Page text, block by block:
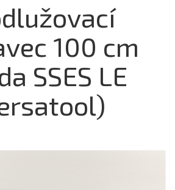
100 cm
SSES LE